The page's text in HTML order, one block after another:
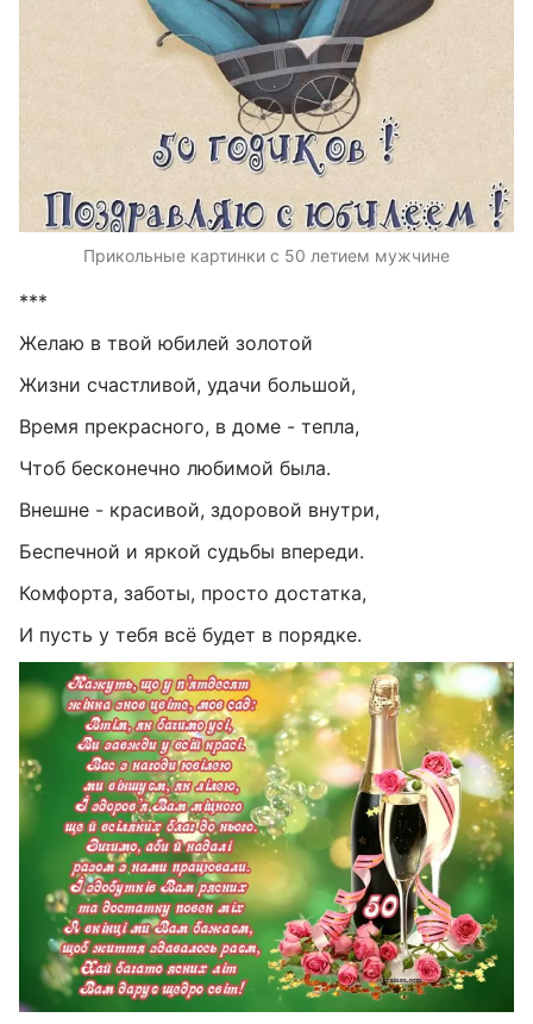
Прикольные картинки с 50 летием мужчине
***
Желаю в твой юбилей золотой
Жизни счастливой, удачи большой,
Время прекрасного, в доме - тепла,
Чтоб бесконечно любимой была.
Внешне - красивой, здоровой внутри,
Беспечной и яркой судьбы впереди.
Комфорта, заботы, просто достатка,
И пусть у тебя всё будет в порядке.